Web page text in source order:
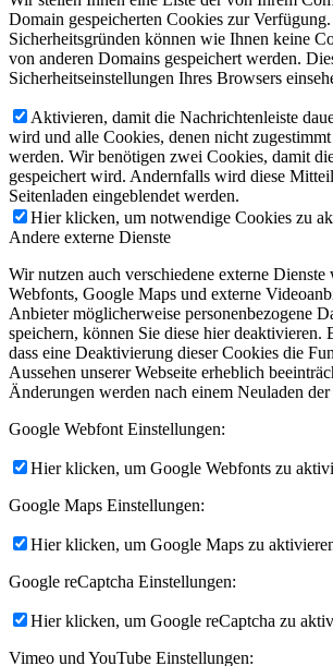
Domain gespeicherten Cookies zur
Sicherheitsgründen können wie Ihnen keine
von anderen Domains gespeichert werden.
Sicherheitseinstellungen Ihres Browsers
Aktivieren, damit die Nachrichtenleiste
wird und alle Cookies, denen nicht
werden. Wir benötigen zwei Cookies, damit
gespeichert wird. Andernfalls wird diese
Seitenladen eingeblendet werden.
Hier klicken, um notwendige Cookies zu
Andere externe Dienste
Wir nutzen auch verschiedene externe
Webfonts, Google Maps und externe
Anbieter möglicherweise personenbezogene
speichern, können Sie diese hier deaktivieren.
dass eine Deaktivierung dieser Cookies die
Aussehen unserer Webseite erheblich
Änderungen werden nach einem Neuladen
Google Webfont Einstellungen:
Hier klicken, um Google Webfonts zu
Google Maps Einstellungen:
Hier klicken, um Google Maps zu
Google reCaptcha Einstellungen:
Hier klicken, um Google reCaptcha zu
Vimeo und YouTube Einstellungen: